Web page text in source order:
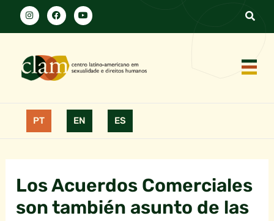
PT EN ES
Los Acuerdos Comerciales
son también asunto de las